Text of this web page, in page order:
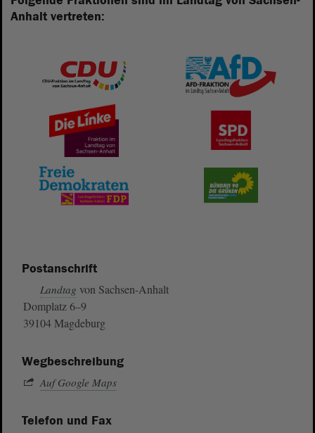
Anhalt vertreten:
Postanschrift
Landtag von Sachsen-Anhalt
Domplatz 6–9
39104 Magdeburg
Wegbeschreibung
Auf Google Maps
Telefon und Fax